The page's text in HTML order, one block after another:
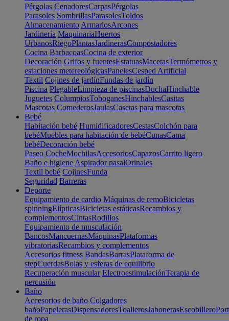
Pérgolas CenadoresCarpasPérgolas
Parasoles SombrillasParasolesToldos
Almacenamiento ArmariosArcones
Jardinería MaquinariaHuertos
UrbanosRiegoPlantasJardinerasCompostadores
Cocina BarbacoasCocina de exterior
Decoración Grifos y fuentesEstatuasMacetasTermómetros y
estaciones metereológicasPanelesCesped Artificial
Textil Cojines de jardínFundas de jardín
Piscina PlegableLimpieza de piscinasDuchaHinchable
Juguetes ColumpiosToboganesHinchablesCasitas
Mascotas ComederosJaulasCasetas para mascotas
Bebé
Habitación bebé HumidificadoresCestasColchón para
bebéMuebles para habitación de bebéCunasCama
bebéDecoración bebé
Paseo CocheMochilasAccesoriosCapazosCarrito ligero
Baño e higiene Aspirador nasalOrinales
Textil bebé CojinesFunda
Seguridad Barreras
Deporte
Equipamiento de cardio Máquinas de remoBicicletas
spinningElípticasBicicletas estáticasRecambios y
complementosCintasRodillos
Equipamiento de musculación
BancosMancuernasMáquinasPlataformas
vibratoriasRecambios y complementos
Accesorios fitness BandasBarrasPlataforma de
stepCuerdasBolas y esferas de equilibrio
Recuperación muscular ElectroestimulaciónTerapia de
percusión
Baño
Accesorios de baño Colgadores
bañoPapelerasDispensadoresToallerosJabonerasEscobillero
de ropa